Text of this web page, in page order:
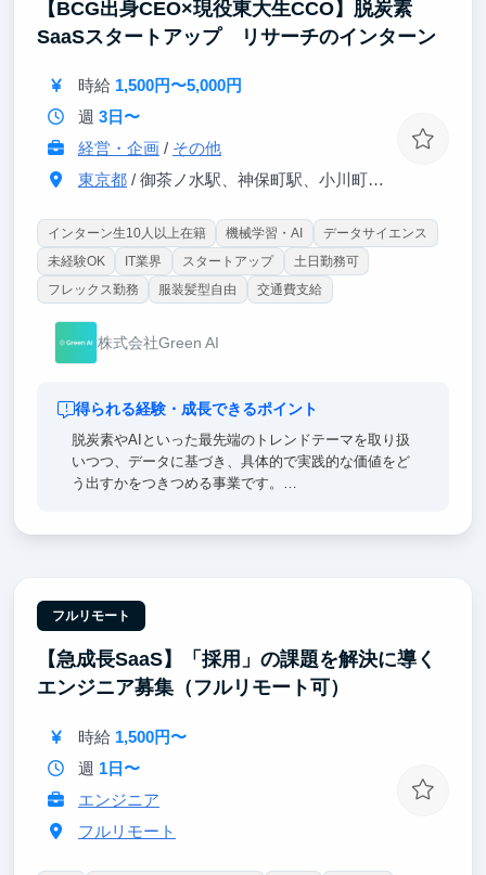
す。
【ポイント③｜ 開発から社会実装まで一貫して担
検証（PoC）から本番環境へのデプロイまで一気通
貫。最大手ゼネコン様等への導入プロジェクトを通
【BCG出身CEO×現役東大生CCO】脱炭素
SaaSスタートアップ リサーチのインターン
時給 1,500円〜5,000円
週 3日〜
経営・企画/ その他
東京都/ 御茶ノ水駅、神保町駅、小川町、淡路町駅から徒歩5分程度
インターン生10人以上在籍 機械学習・AI
データサイエンス
未経験OK
IT業界 スタートアップ
土日勤務可
フレックス勤務
服装髪型自由 交通費支給
株式会社Green AI
得られる経験・成長できるポイント
脱炭素やAIといった最先端のトレンドテーマを取り扱
いつつ、データに基づき、具体的で実践的な価値をど
う出すかをつきつめる事業です。
【リサーチ】
社内で完結するリサーチ業務に留まらず、顧客との打
ち合わせの機会も多く、希望があればどのような経験
もできるため、情報整理力やコミュニケーション力を
実践的に磨くことができます。
フルリモート
【急成長SaaS】「採用」の課題を解決に導く
エンジニア募集（フルリモート可）
時給 1,500円〜
週 1日〜
エンジニア
フルリモート